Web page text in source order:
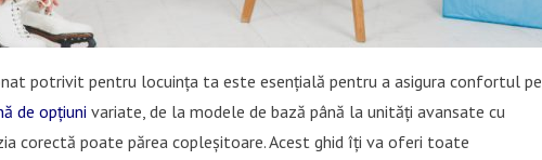
potrivit pentru locuința ta este esențială pentru a asigura confortul pe
de opțiuni variate, de la modele de bază până la unități avansate cu
corectă poate părea copleșitoare. Acest ghid îți va oferi toate